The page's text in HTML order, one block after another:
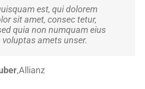
est, qui dolorem
sit amet, consec tetur,
quia non numquam eius
amets unser.
,Allianz
Quisque at est id ligula
eget pulvinar nibh.
ultrices dui. Curabitur ac felis
fugiats nemis.
Theme Fusion